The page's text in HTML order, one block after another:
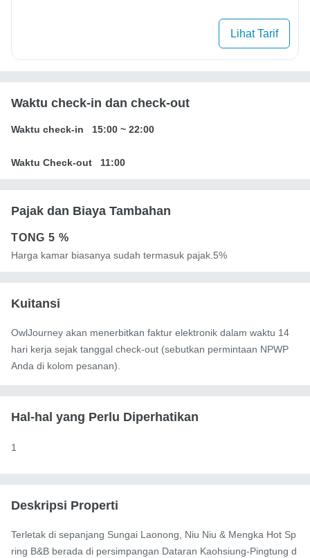
Lihat Tarif
Waktu check-in dan check-out
Waktu check-in 15:00 ~ 22:00
Waktu Check-out 11:00
Pajak dan Biaya Tambahan
TONG 5 %
Harga kamar biasanya sudah termasuk pajak.5%
Kuitansi
OwlJourney akan menerbitkan faktur elektronik dalam waktu 14
hari kerja sejak tanggal check-out (sebutkan permintaan NPWP
Anda di kolom pesanan).
Hal-hal yang Perlu Diperhatikan
1
Deskripsi Properti
Terletak di sepanjang Sungai Laonong, Niu Niu & Mengka Hot Sp
ring B&B berada di persimpangan Dataran Kaohsiung-Pingtung d